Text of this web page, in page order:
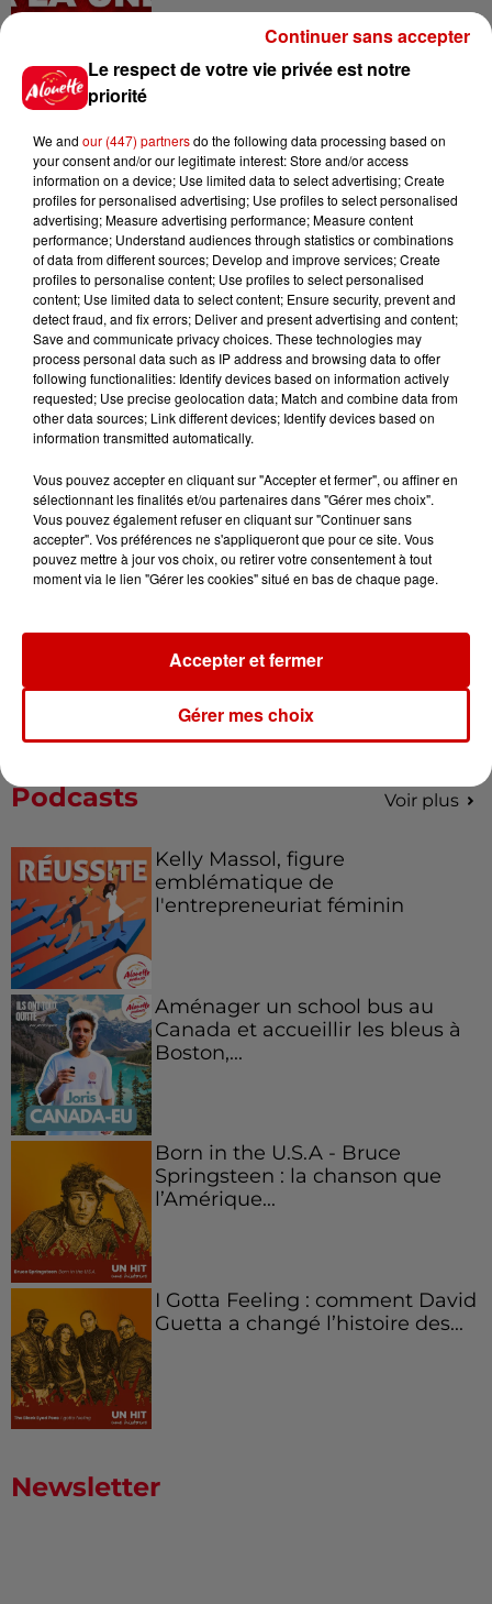
Jeux
Gagnez vos places pour le
Festival du Roi Arthur 2026 !
Gagnez vos entrées pour le
Musée du Sport Automobile au
Mans !
Futuroscope Xperiences !
en jet ski !
Podcasts Voir plus
Kelly Massol, figure
emblématique de
l'entrepreneuriat féminin
Aménager un school bus au
Canada et accueillir les bleus à
Boston,...
Born in the U.S.A - Bruce
Springsteen : la chanson que
l’Amérique...
I Gotta Feeling : comment David
Guetta a changé l’histoire des...
Newsletter
Le respect de votre vie privée est notre
priorité
We and our (447) partnersdo the following data processing based on
your consent and/or our legitimate interest: Store and/or access
information on a device; Use limited data to select advertising; Create
profiles for personalised advertising; Use profiles to select personalised
advertising; Measure advertising performance; Measure content
performance; Understand audiences through statistics or combinations
of data from different sources; Develop and improve services; Create
profiles to personalise content; Use profiles to select personalised
content; Use limited data to select content; Ensure security, prevent and
detect fraud, and fix errors; Deliver and present advertising and content;
Save and communicate privacy choices. These technologies may
process personal data such as IP address and browsing data to offer
following functionalities: Identify devices based on information actively
requested; Use precise geolocation data; Match and combine data from
other data sources; Link different devices; Identify devices based on
information transmitted automatically.
Vous pouvez accepter en cliquant sur "Accepter et fermer", ou affiner en
sélectionnant les finalités et/ou partenaires dans "Gérer mes choix".
Vous pouvez également refuser en cliquant sur "Continuer sans
accepter". Vos préférences ne s'appliqueront que pour ce site. Vous
pouvez mettre à jour vos choix, ou retirer votre consentement à tout
moment via le lien "Gérer les cookies" situé en bas de chaque page.
Gérer mes choix
Accepter et fermer
Continuer sans accepter